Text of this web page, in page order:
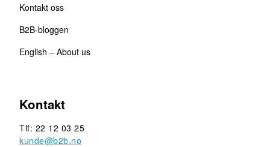
Kontakt oss
B2B-bloggen
English – About us
Kontakt
Tlf: 22 12 03 25
kunde@b2b.no